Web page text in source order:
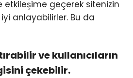
etkileşime geçerek sitenizin
anlayabilirler. Bu da
ve kullanıcıların
çekebilir.